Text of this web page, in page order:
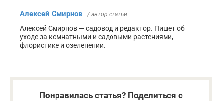
Алексей Смирнов / автор статьи
Алексей Смирнов — садовод и редактор. Пишет об
уходе за комнатными и садовыми растениями,
флористике и озеленении.
Понравилась статья? Поделиться с